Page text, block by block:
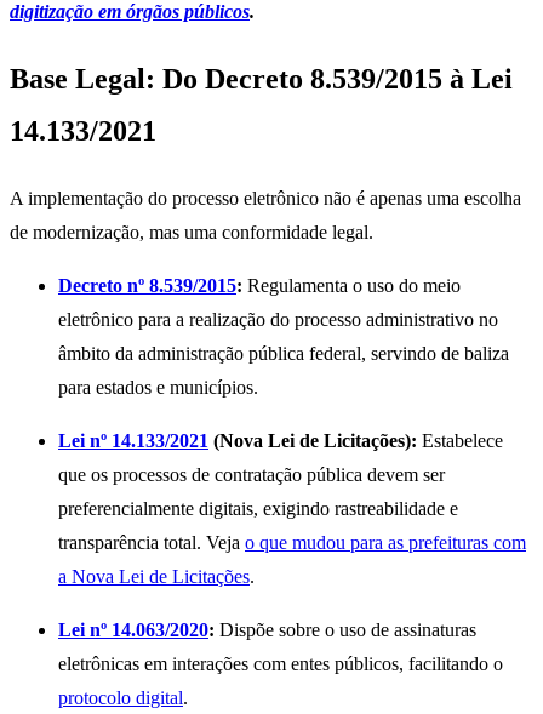
digitização em órgãos públicos.
Base Legal: Do Decreto 8.539/2015 à Lei
14.133/2021
A implementação do processo eletrônico não é apenas uma escolha
de modernização, mas uma conformidade legal.
Decreto nº 8.539/2015: Regulamenta o uso do meio
eletrônico para a realização do processo administrativo no
âmbito da administração pública federal, servindo de baliza
para estados e municípios.
Lei nº 14.133/2021 (Nova Lei de Licitações): Estabelece
que os processos de contratação pública devem ser
preferencialmente digitais, exigindo rastreabilidade e
transparência total. Veja o que mudou para as prefeituras com
a Nova Lei de Licitações.
Lei nº 14.063/2020: Dispõe sobre o uso de assinaturas
eletrônicas em interações com entes públicos, facilitando o
protocolo digital.